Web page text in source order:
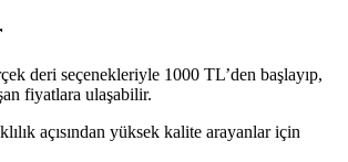
deri seçenekleriyle 1000 TL’den başlayıp,
fiyatlara ulaşabilir.
açısından yüksek kalite arayanlar için